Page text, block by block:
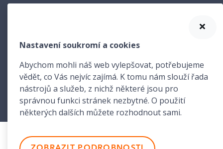
Ochrana
osobních
údajů
Nastavení
soukromí
Česky
Nastavení soukromí a cookies
Abychom mohli náš web vylepšovat, potřebujeme
vědět, co Vás nejvíc zajímá. K tomu nám slouží řada
nástrojů a služeb, z nichž některé jsou pro
správnou funkci stránek nezbytné. O použití
některých dalších můžete rozhodnout sami.